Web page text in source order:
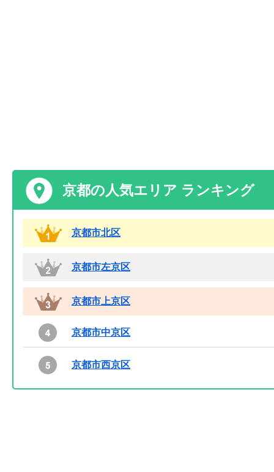
京都の人気エリア ランキング
京都市北区
京都市左京区
京都市上京区
京都市中京区
京都市西京区